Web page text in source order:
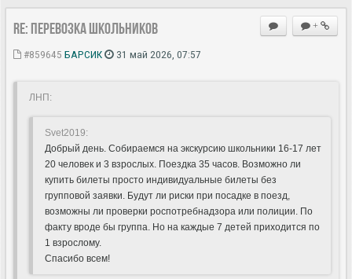
+
Re: Перевозка школьников
#859645 БАРСИК 31 май 2026, 07:57
ЛНП:
Svet2019:
Добрый день. Собираемся на экскурсию школьники 16-17 лет
20 человек и 3 взрослых. Поездка 35 часов. Возможно ли
купить билеты просто индивидуальные билеты без
групповой заявки. Будут ли риски при посадке в поезд,
возможны ли проверки роспотребнадзора или полиции. По
факту вроде бы группа. Но на каждые 7 детей приходится по
1 взрослому.
Спасибо всем!